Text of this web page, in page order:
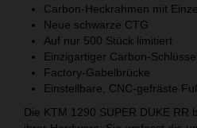
Carbon-Heckrahmen mit
Neue schwarze CTG
Auf nur 500 Stück limitiert
Einzigartiger Carbon-
Factory-Gabelbrücke
Einstellbare, CNC-gefräste
Die KTM 1290 SUPER DUKE RR